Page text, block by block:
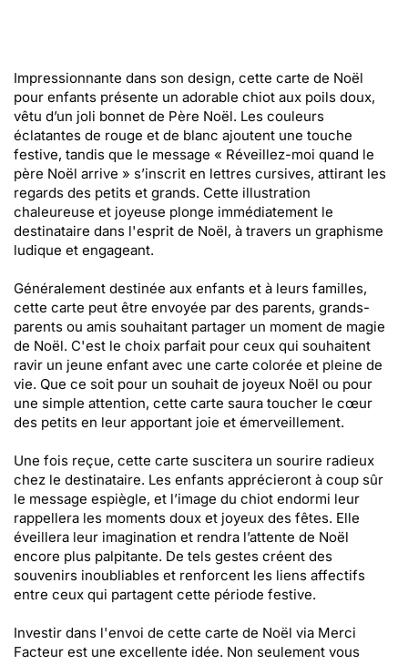
Impressionnante dans son design, cette carte de Noël
pour enfants présente un adorable chiot aux poils doux,
vêtu d’un joli bonnet de Père Noël. Les couleurs
éclatantes de rouge et de blanc ajoutent une touche
festive, tandis que le message « Réveillez-moi quand le
père Noël arrive » s’inscrit en lettres cursives, attirant les
regards des petits et grands. Cette illustration
chaleureuse et joyeuse plonge immédiatement le
destinataire dans l'esprit de Noël, à travers un graphisme
ludique et engageant.
Généralement destinée aux enfants et à leurs familles,
cette carte peut être envoyée par des parents, grands-
parents ou amis souhaitant partager un moment de magie
de Noël. C'est le choix parfait pour ceux qui souhaitent
ravir un jeune enfant avec une carte colorée et pleine de
vie. Que ce soit pour un souhait de joyeux Noël ou pour
une simple attention, cette carte saura toucher le cœur
des petits en leur apportant joie et émerveillement.
Une fois reçue, cette carte suscitera un sourire radieux
chez le destinataire. Les enfants apprécieront à coup sûr
le message espiègle, et l’image du chiot endormi leur
rappellera les moments doux et joyeux des fêtes. Elle
éveillera leur imagination et rendra l’attente de Noël
encore plus palpitante. De tels gestes créent des
souvenirs inoubliables et renforcent les liens affectifs
entre ceux qui partagent cette période festive.
Investir dans l'envoi de cette carte de Noël via Merci
Facteur est une excellente idée. Non seulement vous